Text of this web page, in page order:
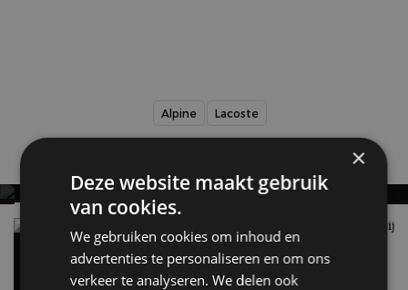
Alpine Lacoste
REVIEW – ALPINE A110 (2026)
Nog één keer puur genieten“Motorgeluid nabootsen in een EV, dat doen we bij
Alpine niet“
17 jun
×
Deze website maakt gebruik
van cookies.
We gebruiken cookies om inhoud en
advertenties te personaliseren en om ons
verkeer te analyseren. We delen ook